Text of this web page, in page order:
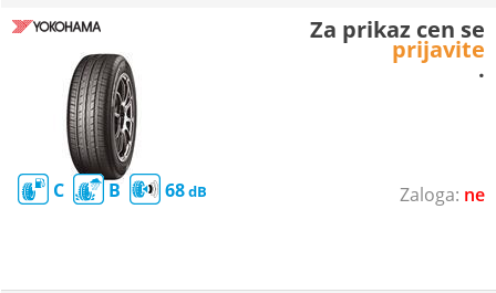
ne
C B 68
Za prikaz cen se
prijavite
.